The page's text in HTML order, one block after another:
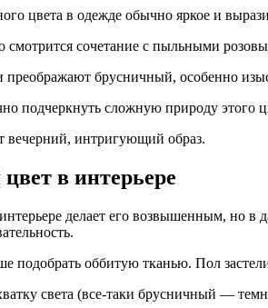
цвета в одежде обычно яркое и
смотрится сочетание с пыльными
преображают брусничный, особенно
подчеркнуть сложную природу этого
вечерний, интригующий образ.
в интерьере
делает его возвышенным, но в
подобрать оббитую тканью. Пол
света (все-таки брусничный —